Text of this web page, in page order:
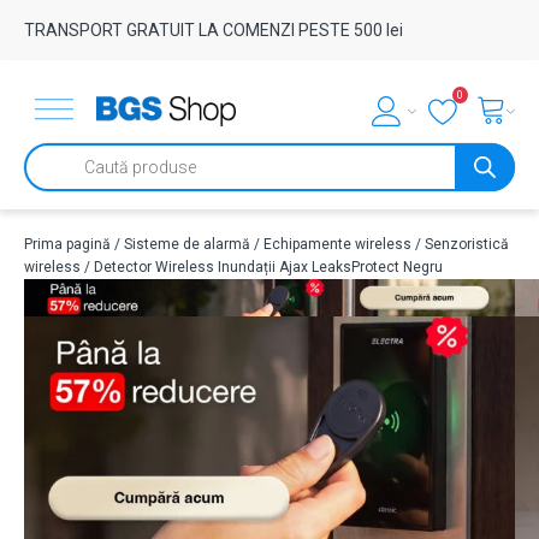
TRANSPORT GRATUIT LA COMENZI PESTE 500 lei
0
Products
search
Prima pagină / Sisteme de alarmă / Echipamente wireless / Senzoristică
wireless / Detector Wireless Inundații Ajax LeaksProtect Negru